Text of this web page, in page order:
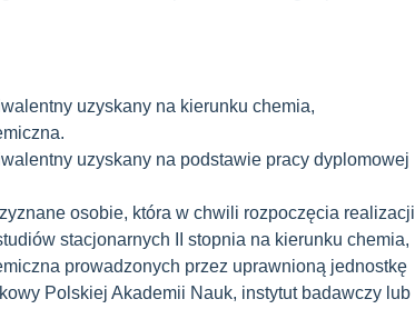
uzyskany na kierunku chemia,
uzyskany na podstawie pracy dyplomowej
osobie, która w chwili rozpoczęcia realizacji
stacjonarnych II stopnia na kierunku chemia,
prowadzonych przez uprawnioną jednostkę
Polskiej Akademii Nauk, instytut badawczy lub